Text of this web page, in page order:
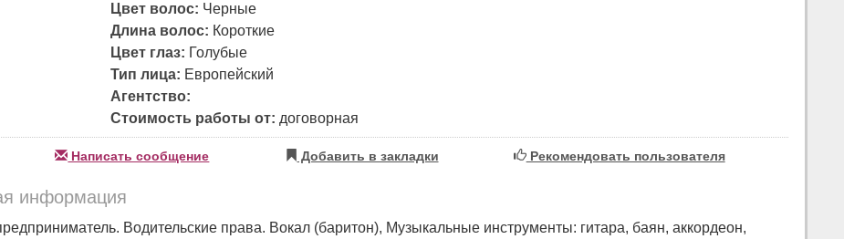
Цвет волос: Черные
Длина волос: Короткие
Цвет глаз: Голубые
Тип лица: Европейский
Агентство:
Стоимость работы от: договорная
Написать сообщение Добавить в закладки Рекомендовать пользователя
информация
Водительские права. Вокал (баритон), Музыкальные инструменты: гитара, баян, аккордеон,